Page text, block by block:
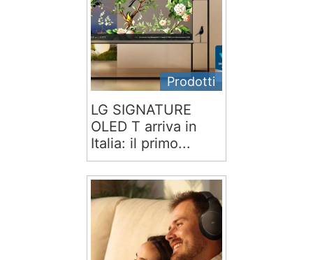
Prodotti
LG SIGNATURE
OLED T arriva in
Italia: il primo...